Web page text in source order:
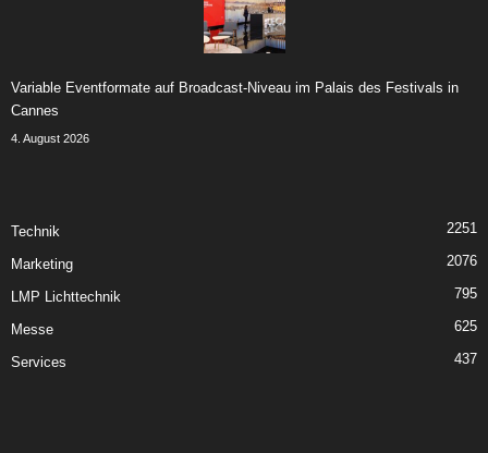
Variable Eventformate auf Broadcast-Niveau im Palais des Festivals in
Cannes
4. August 2026
Technik 2251
Marketing 2076
LMP Lichttechnik 795
Messe 625
Services 437